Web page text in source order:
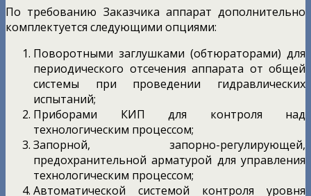
По требованию Заказчика аппарат дополнительно
комплектуется следующими опциями:
Поворотными заглушками (обтюраторами) для
периодического отсечения аппарата от общей
системы при проведении гидравлических
испытаний;
Приборами КИП для контроля над
технологическим процессом;
Запорной, запорно-регулирующей,
предохранительной арматурой для управления
технологическим процессом;
Автоматической системой контроля уровня